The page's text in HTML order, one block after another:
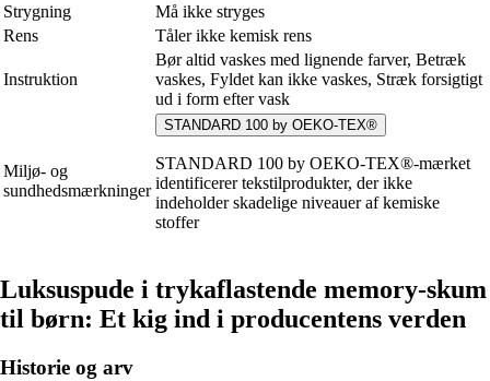
Strygning
Må ikke stryges
Rens
Tåler ikke kemisk rens
Instruktion
Bør altid vaskes med lignende farver, Betræk
vaskes, Fyldet kan ikke vaskes, Stræk forsigtigt
ud i form efter vask
Miljø- og
sundhedsmærkninger
STANDARD 100 by OEKO-TEX®
STANDARD 100 by OEKO-TEX®-mærket
identificerer tekstilprodukter, der ikke
indeholder skadelige niveauer af kemiske
stoffer
Luksuspude i trykaflastende memory-skum
til børn: Et kig ind i producentens verden
Historie og arv